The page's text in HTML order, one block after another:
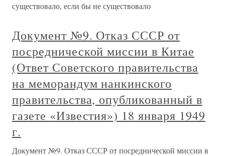
существовало, если бы не существовало
Документ №9. Отказ СССР от
посреднической миссии в Китае
(Ответ Советского правительства
на меморандум нанкинского
правительства, опубликованный в
газете «Известия») 18 января 1949
г.
Документ №9. Отказ СССР от посреднической миссии в